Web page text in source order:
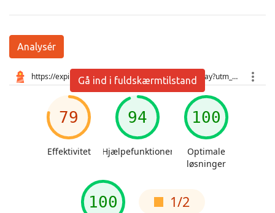
Analysér
Gå ind i fuldskærmtilstand